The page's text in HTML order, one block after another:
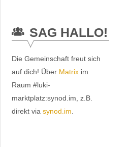
SAG HALLO!
Die Gemeinschaft freut sich
auf dich! Über Matrixim
Raum #luki-
marktplatz:synod.im, z.B.
direkt via synod.im.